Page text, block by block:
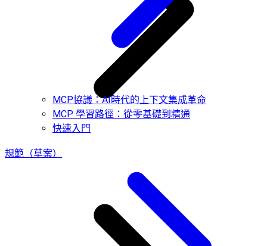
MCP協議：AI時代的上下文集成革命
MCP 學習路徑：從零基礎到精通
快速入門
規範（草案）